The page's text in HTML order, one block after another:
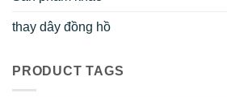
thay dây đồng hồ
PRODUCT TAGS